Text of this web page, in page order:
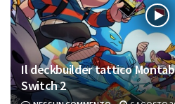
Il deckbuilder tattico
Switch 2